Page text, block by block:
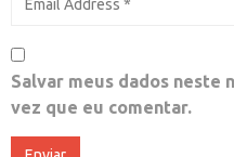
Salvar meus dados neste
vez que eu comentar.